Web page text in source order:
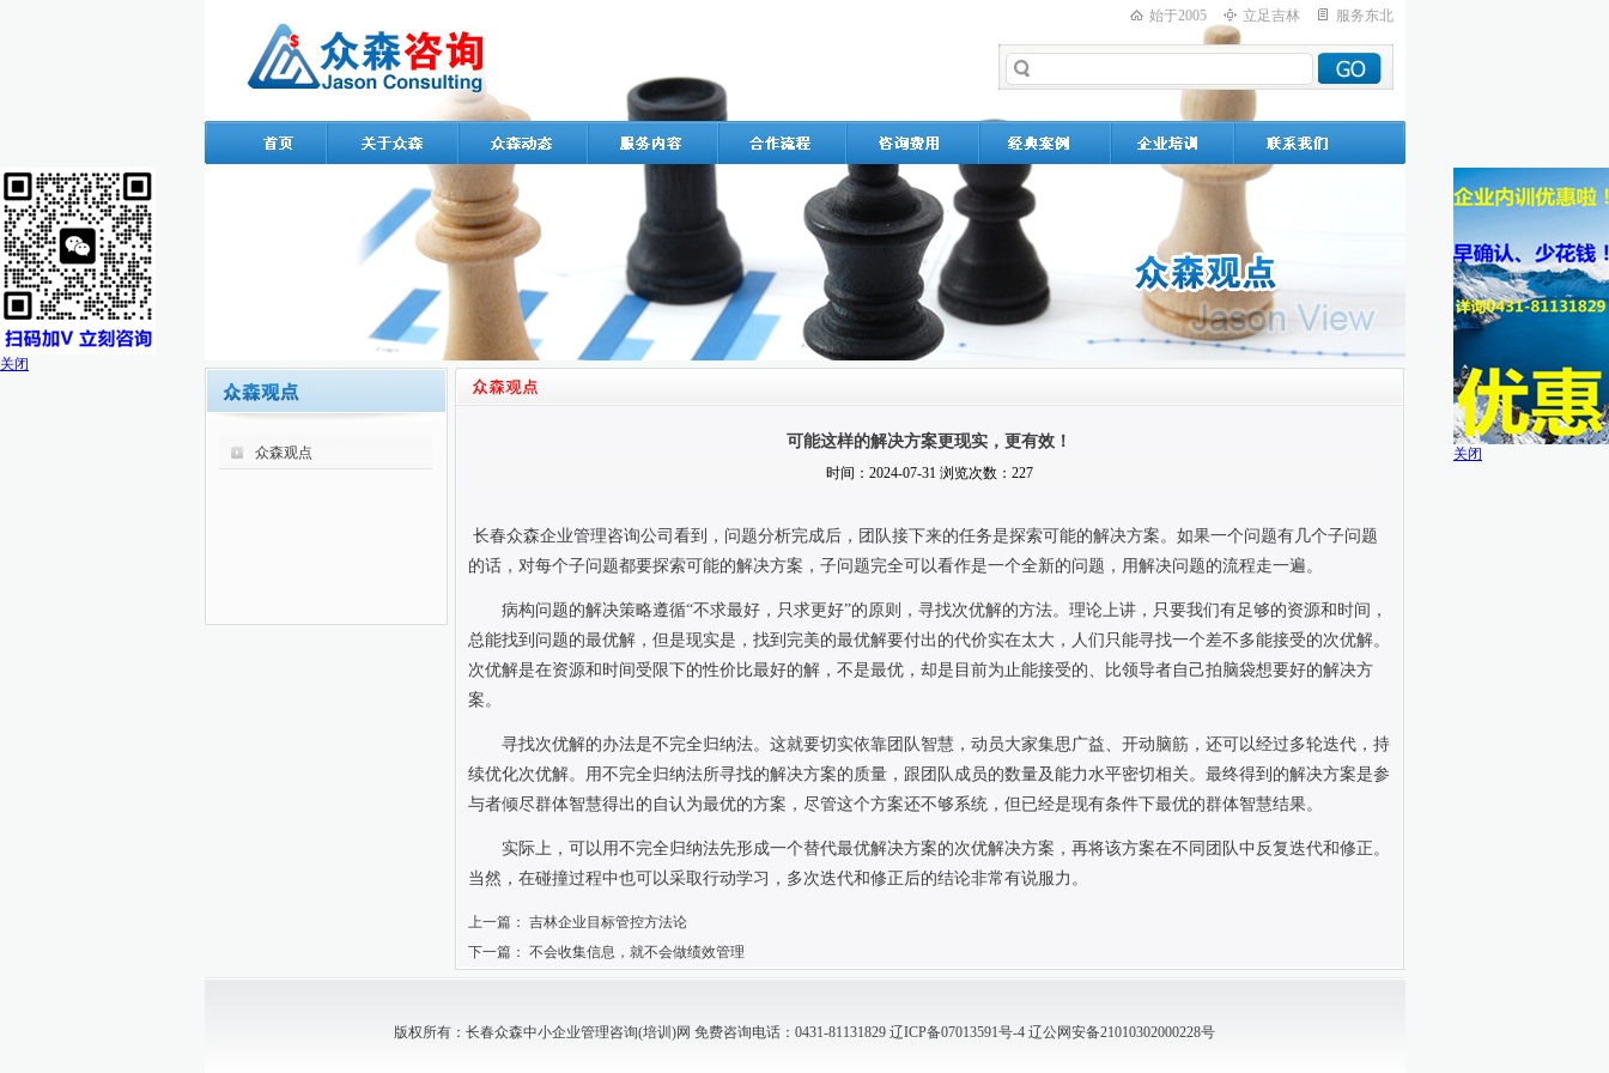
始于2005 立足吉林 服务东北
众森观点
可能这样的解决方案更现实，更有效！
时间：2024-07-31 浏览次数：227
长春众森企业管理咨询公司看到，问题分析完成后，团队接下来的任务是探索可能的解决方案。如果一个问题有几个子问题
的话，对每个子问题都要探索可能的解决方案，子问题完全可以看作是一个全新的问题，用解决问题的流程走一遍。
病构问题的解决策略遵循“不求最好，只求更好”的原则，寻找次优解的方法。理论上讲，只要我们有足够的资源和时间，
总能找到问题的最优解，但是现实是，找到完美的最优解要付出的代价实在太大，人们只能寻找一个差不多能接受的次优解。
次优解是在资源和时间受限下的性价比最好的解，不是最优，却是目前为止能接受的、比领导者自己拍脑袋想要好的解决方
案。
寻找次优解的办法是不完全归纳法。这就要切实依靠团队智慧，动员大家集思广益、开动脑筋，还可以经过多轮迭代，持
续优化次优解。用不完全归纳法所寻找的解决方案的质量，跟团队成员的数量及能力水平密切相关。最终得到的解决方案是参
与者倾尽群体智慧得出的自认为最优的方案，尽管这个方案还不够系统，但已经是现有条件下最优的群体智慧结果。
实际上，可以用不完全归纳法先形成一个替代最优解决方案的次优解决方案，再将该方案在不同团队中反复迭代和修正。
当然，在碰撞过程中也可以采取行动学习，多次迭代和修正后的结论非常有说服力。
上一篇： 吉林企业目标管控方法论
下一篇： 不会收集信息，就不会做绩效管理
版权所有：长春众森中小企业管理咨询(培训)网 免费咨询电话：0431-81131829 辽ICP备07013591号-4 辽公网安备21010302000228号
关闭
关闭